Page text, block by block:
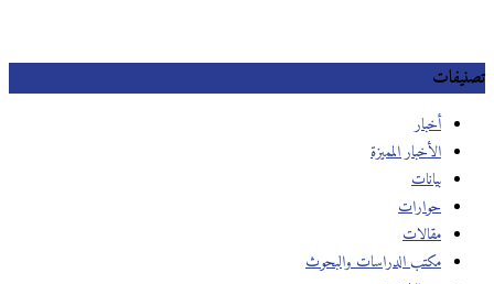
تصنيفات
أخبار
الأخبار المميزة
بيانات
حوارات
مقالات
مكتب الدراسات والبحوث